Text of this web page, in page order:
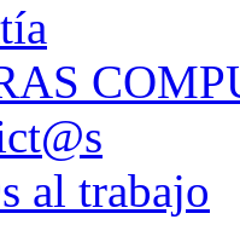
al trabajo